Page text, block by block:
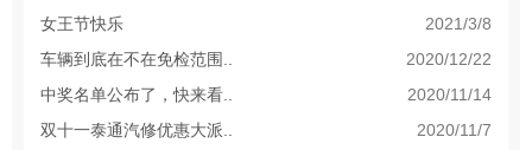
2021/3/8
女王节快乐
2020/12/22
车辆到底在不在免检范围..
2020/11/14
中奖名单公布了，快来看..
2020/11/7
双十一泰通汽修优惠大派..